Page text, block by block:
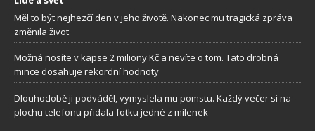
Měl to být nejhezčí den v jeho životě. Nakonec mu tragická zpráva
změnila život
Možná nosíte v kapse 2 miliony Kč a nevíte o tom. Tato drobná
mince dosahuje rekordní hodnoty
Dlouhodobě ji podváděl, vymyslela mu pomstu. Každý večer si na
plochu telefonu přidala fotku jedné z milenek